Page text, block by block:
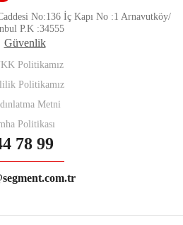
No:136 İç Kapı No :1 Arnavutköy/
P.K :34555
Güvenlik
Politikamız
Politikamız
Metni
Politikası
78 99